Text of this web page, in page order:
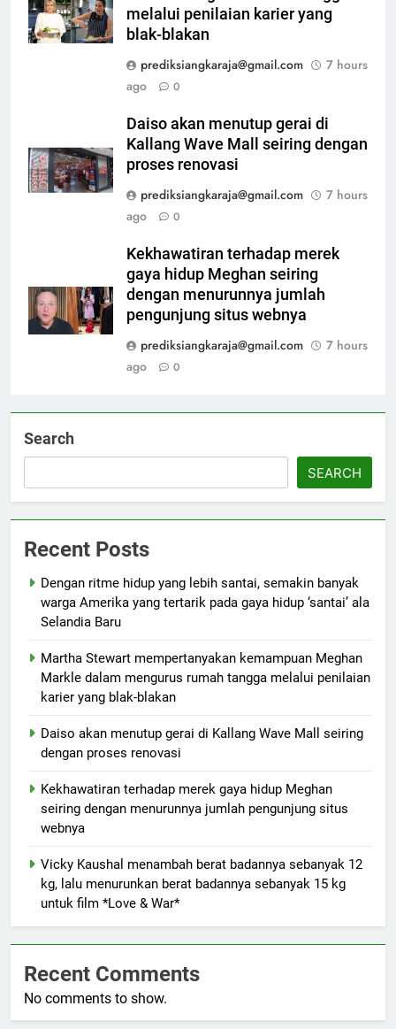
melalui penilaian karier yang
blak-blakan
prediksiangkaraja@gmail.com
7 hours
ago
0
Daiso akan menutup gerai di
Kallang Wave Mall seiring dengan
proses renovasi
prediksiangkaraja@gmail.com
7 hours
ago
0
Kekhawatiran terhadap merek
gaya hidup Meghan seiring
dengan menurunnya jumlah
pengunjung situs webnya
prediksiangkaraja@gmail.com
7 hours
ago
0
Search
SEARCH
Recent Posts
Dengan ritme hidup yang lebih santai, semakin banyak
warga Amerika yang tertarik pada gaya hidup ‘santai’ ala
Selandia Baru
Martha Stewart mempertanyakan kemampuan Meghan
Markle dalam mengurus rumah tangga melalui penilaian
karier yang blak-blakan
Daiso akan menutup gerai di Kallang Wave Mall seiring
dengan proses renovasi
Kekhawatiran terhadap merek gaya hidup Meghan
seiring dengan menurunnya jumlah pengunjung situs
webnya
Vicky Kaushal menambah berat badannya sebanyak 12
kg, lalu menurunkan berat badannya sebanyak 15 kg
untuk film *Love & War*
Recent Comments
No comments to show.